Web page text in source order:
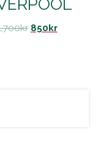
kr 850 kr